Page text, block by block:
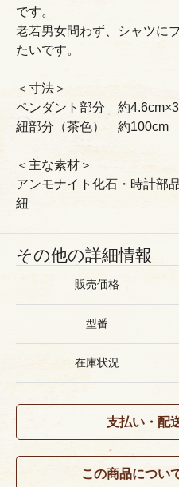
です。
老若男女問わず、シャツに
たいです。
＜寸法＞
ペンダント部分 約
紐部分（茶色） 約100cm
＜主な素材＞
アンモナイト化石・時計部
紐
その他の詳細情報
販売価格
型番
在庫状況
支払い・配
この商品につい